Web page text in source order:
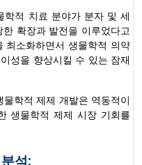
학적 치료 분야가 분자 및 세
확장과 발전을 이루었다고
최소화하면서 생물학적 의약
성을 향상시킬 수 있는 잠재
학적 제제 개발은 역동적이
생물학적 제제 시장 기회를
석: